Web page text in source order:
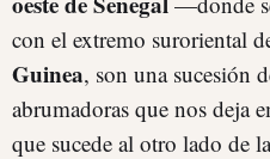
con el extremo suroriental
Guinea, son una sucesión
abrumadoras que nos deja
que sucede al otro lado de